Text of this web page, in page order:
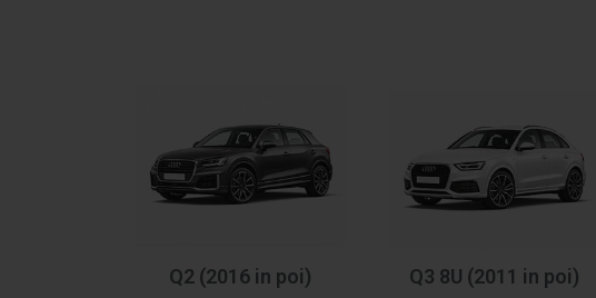
Q2 (2016 in poi) Q3 8U (2011 in poi)